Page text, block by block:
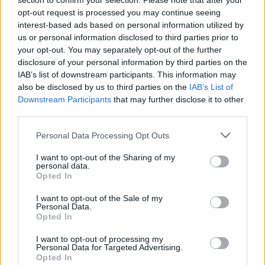
opt-out request is processed you may continue seeing
interest-based ads based on personal information utilized by
us or personal information disclosed to third parties prior to
your opt-out. You may separately opt-out of the further
disclosure of your personal information by third parties on the
IAB’s list of downstream participants. This information may
also be disclosed by us to third parties on the IAB’s List of
Downstream Participants that may further disclose it to other
Personal Data Processing Opt Outs
I want to opt-out of the Sharing of my
personal data.
Opted In
I want to opt-out of the Sale of my
Personal Data.
Opted In
I want to opt-out of processing my
Personal Data for Targeted Advertising.
Opted In
vie.
Collectivement, nous avons un vrai groupe de
copains. On rigole beaucoup, mais on sait aussi
être sérieux et rigoureux quand il le faut. Nous
étions prêts à attaquer ce championnat, qui est
beaucoup plus intense et exigeant que celui de
l’an dernier. Actuellement, nous sommes 7ᵉ sur
12, et nous comptons bien tout donner pour
nous maintenir dans cette division.
La R1 est tout nouveau pour toi.
Comment se passe ce « début »
de saison, même si presque la
moitié des matchs a déjà été